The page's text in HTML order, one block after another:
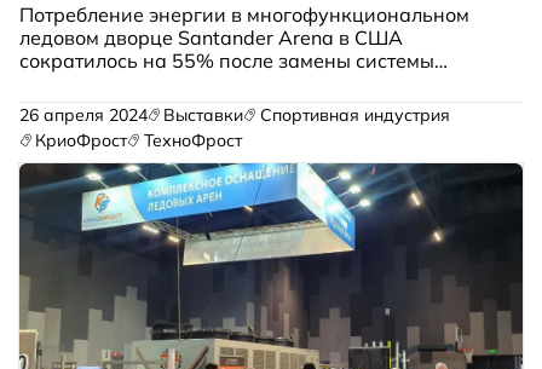
Потребление энергии в многофункциональном
ледовом дворце Santander Arena в США
сократилось на 55% после замены системы
системой на CO2 (R744).
26 апреля 2024 Выставки
Спортивная индустрия
КриоФрост
ТехноФрост